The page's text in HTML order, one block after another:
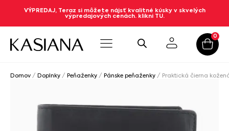
VÝPREDAJ, Teraz si môžete nájsť kvalitné kúsky v skvelých
výpredajových cenách. klikni TU.
0
Domov / Doplnky / Peňaženky / Pánske peňaženky / Praktická čierna